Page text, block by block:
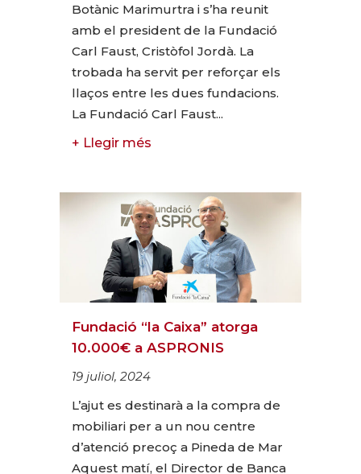
Botànic Marimurtra i s’ha reunit
amb el president de la Fundació
Carl Faust, Cristòfol Jordà. La
trobada ha servit per reforçar els
llaços entre les dues fundacions.
La Fundació Carl Faust...
+ Llegir més
Fundació “la Caixa” atorga
10.000€ a ASPRONIS
19 juliol, 2024
L’ajut es destinarà a la compra de
mobiliari per a un nou centre
d’atenció precoç a Pineda de Mar
Aquest matí, el Director de Banca